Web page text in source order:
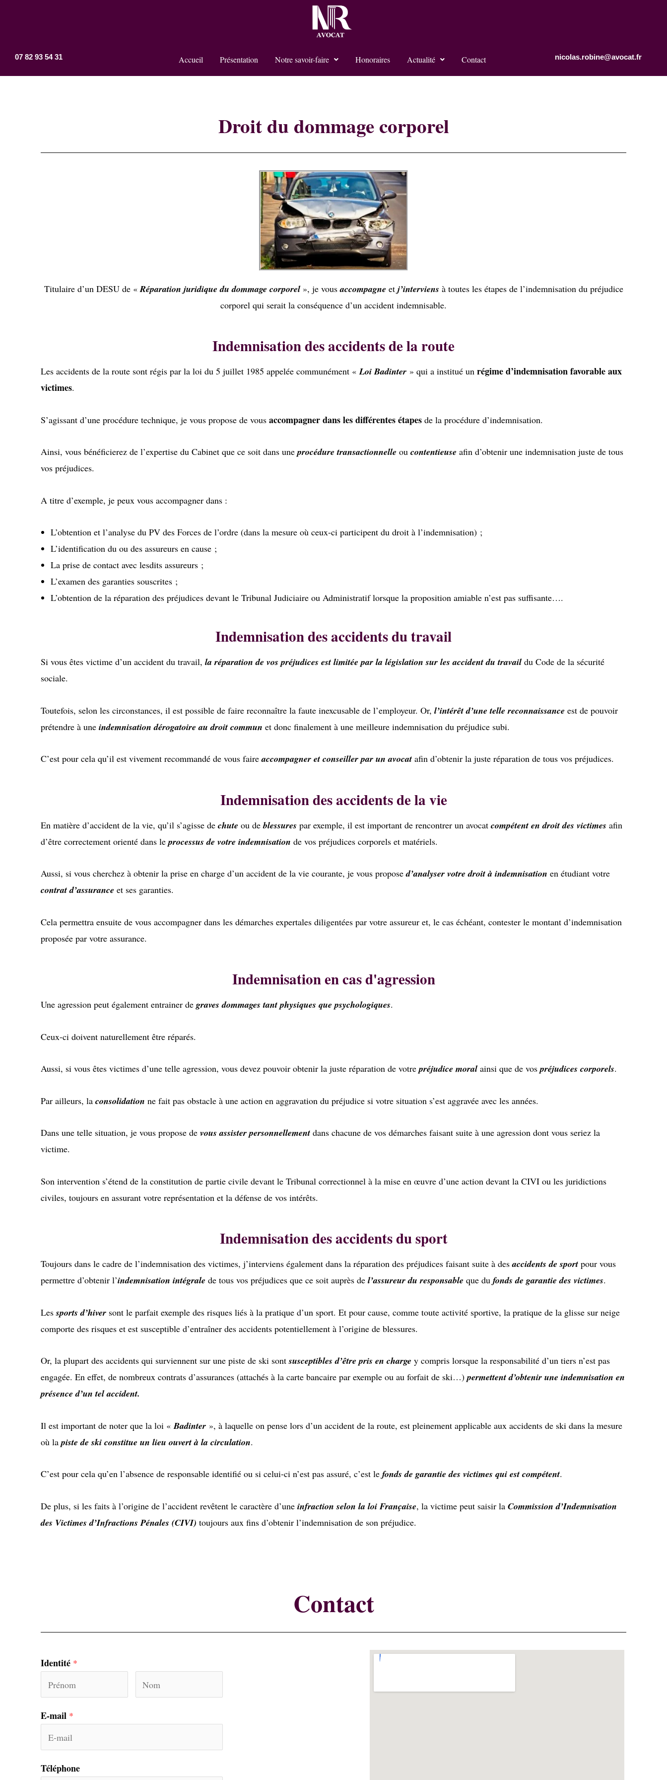
07 82 93 54 31 Accueil Présentation Notre savoir-faire Honoraires Actualité Contact nicolas.robine@avocat.fr
Droit du dommage corporel
Titulaire d’un DESU de «Réparation juridique du dommage corporel », je vousaccompagne et j’interviens à toutes les étapes de l’indemnisation du préjudice
corporel qui serait la conséquence d’un accident indemnisable.
Indemnisation des accidents de la route
Les accidents de la route sont régis par la loi du 5 juillet 1985 appelée communément «Loi Badinter » qui a institué un régime d’indemnisation favorable aux
victimes.
S’agissant d’une procédure technique, je vous propose de vous accompagner dans les différentes étapes de la procédure d’indemnisation.
Ainsi, vous bénéficierez de l’expertise du Cabinet que ce soit dans uneprocédure transactionnelle ou contentieuse afin d’obtenir une indemnisation juste de tous
vos préjudices.
A titre d’exemple, je peux vous accompagner dans :
L’obtention et l’analyse du PV des Forces de l’ordre (dans la mesure où ceux-ci participent du droit à l’indemnisation) ;
L’identification du ou des assureurs en cause ;
La prise de contact avec lesdits assureurs ;
L’examen des garanties souscrites ;
L’obtention de la réparation des préjudices devant le Tribunal Judiciaire ou Administratif lorsque la proposition amiable n’est pas suffisante….
Indemnisation des accidents du travail
Si vous êtes victime d’un accident du travail, la réparation de vos préjudices est limitée par la législation sur les accident du travail du Code de la sécurité
sociale.
Toutefois, selon les circonstances, il est possible de faire reconnaître la faute inexcusable de l’employeur. Or, l’intérêt d’une telle reconnaissance est de pouvoir
prétendre à une indemnisation dérogatoire au droit commun et donc finalement à une meilleure indemnisation du préjudice subi.
C’est pour cela qu’il est vivement recommandé de vous faireaccompagner et conseiller par un avocat afin d’obtenir la juste réparation de tous vos préjudices.
Indemnisation des accidents de la vie
En matière d’accident de la vie, qu’il s’agisse de chute ou deblessures par exemple, il est important de rencontrer un avocat compétent en droit des victimes afin
d’être correctement orienté dans le processus de votre indemnisation de vos préjudices corporels et matériels.
Aussi, si vous cherchez à obtenir la prise en charge d’un accident de la vie courante, je vous proposed’analyser votre droit à indemnisation en étudiant votre
contrat d’assurance et ses garanties.
Cela permettra ensuite de vous accompagner dans les démarches expertales diligentées par votre assureur et, le cas échéant, contester le montant d’indemnisation
proposée par votre assurance.
Indemnisation en cas d'agression
Une agression peut également entrainer de graves dommages tant physiques que psychologiques.
Ceux-ci doivent naturellement être réparés.
Aussi, si vous êtes victimes d’une telle agression, vous devez pouvoir obtenir la juste réparation de votrepréjudice moral ainsi que de vospréjudices corporels.
Par ailleurs, la consolidation ne fait pas obstacle à une action en aggravation du préjudice si votre situation s’est aggravée avec les années.
Dans une telle situation, je vous propose de vous assister personnellement dans chacune de vos démarches faisant suite à une agression dont vous seriez la
victime.
Son intervention s’étend de la constitution de partie civile devant le Tribunal correctionnel à la mise en œuvre d’une action devant la CIVI ou les juridictions
civiles, toujours en assurant votre représentation et la défense de vos intérêts.
Indemnisation des accidents du sport
Toujours dans le cadre de l’indemnisation des victimes, j’interviens également dans la réparation des préjudices faisant suite à desaccidents de sport pour vous
permettre d’obtenir l’indemnisation intégrale de tous vos préjudices que ce soit auprès de l’assureur du responsable que du fonds de garantie des victimes.
Lessports d’hiver sont le parfait exemple des risques liés à la pratique d’un sport. Et pour cause, comme toute activité sportive, la pratique de la glisse sur neige
comporte des risques et est susceptible d’entraîner des accidents potentiellement à l’origine de blessures.
Or, la plupart des accidents qui surviennent sur une piste de ski sontsusceptibles d’être pris en charge y compris lorsque la responsabilité d’un tiers n’est pas
engagée. En effet, de nombreux contrats d’assurances (attachés à la carte bancaire par exemple ou au forfait de ski…)permettent d’obtenir une indemnisation en
présence d’un tel accident.
Il est important de noter que la loi « Badinter », à laquelle on pense lors d’un accident de la route, est pleinement applicable aux accidents de ski dans la mesure
où la piste de ski constitue un lieu ouvert à la circulation.
C’est pour cela qu’en l’absence de responsable identifié ou si celui-ci n’est pas assuré, c’est le fonds de garantie des victimes qui est compétent.
De plus, si les faits à l’origine de l’accident revêtent le caractère d’une infraction selon la loi Française, la victime peut saisir la Commission d’Indemnisation
des Victimes d’Infractions Pénales (CIVI) toujours aux fins d’obtenir l’indemnisation de son préjudice.
Contact
Identité *
E-mail *
Téléphone